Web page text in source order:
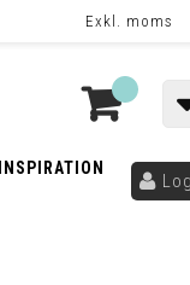
Exkl. moms
INSPIRATION